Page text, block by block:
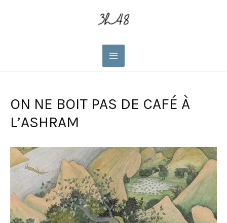
Main
ON NE BOIT PAS DE CAFÉ À
L’ASHRAM